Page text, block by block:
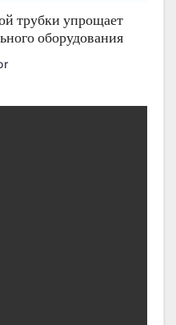
трубки упрощает
оборудования